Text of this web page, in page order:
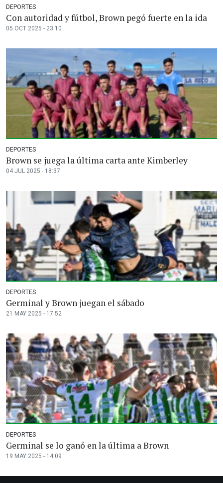
DEPORTES
Con autoridad y fútbol, Brown pegó fuerte en la ida
05 OCT 2025 - 23:10
DEPORTES
Brown se juega la última carta ante Kimberley
04 JUL 2025 - 18:37
DEPORTES
Germinal y Brown juegan el sábado
21 MAY 2025 - 17:52
DEPORTES
Germinal se lo ganó en la última a Brown
19 MAY 2025 - 14:09